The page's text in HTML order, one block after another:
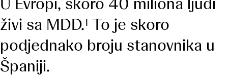
živi sa MDD.1 To je skoro
podjednako broju stanovnika u
Španiji.